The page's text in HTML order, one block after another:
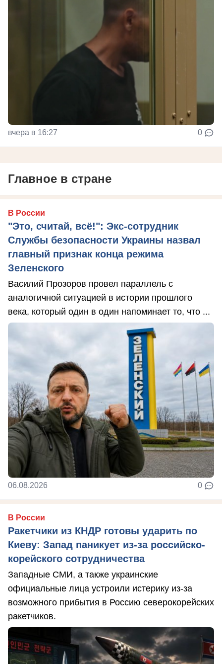
вчера в 16:27 0
Главное в стране
В России
"Это, считай, всё!": Экс-сотрудник
Службы безопасности Украины назвал
главный признак конца режима
Зеленского
Василий Прозоров провел параллель с
аналогичной ситуацией в истории прошлого
века, который один в один напоминает то, что ...
06.08.2026 0
В России
Ракетчики из КНДР готовы ударить по
Киеву: Запад паникует из-за российско-
корейского сотрудничества
Западные СМИ, а также украинские
официальные лица устроили истерику из-за
возможного прибытия в Россию северокорейских
ракетчиков.